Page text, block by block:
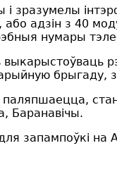
зразумелы
або адзін з 40
нумары
брыгаду,
Баранавічы.
запампоўкі на